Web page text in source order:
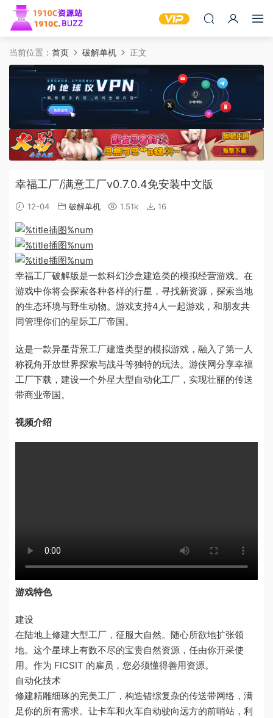
当前位置： 首页 破解单机 正文
幸福工厂/满意工厂v0.7.0.4免安装中文版
12-04 破解单机 1.51k 16
幸福工厂破解版是一款科幻沙盒建造类的模拟经营游戏。在
游戏中你将会探索各种各样的行星，寻找新资源，探索当地
的生态环境与野生动物。游戏支持4人一起游戏，和朋友共
同管理你们的星际工厂帝国。
这是一款异星背景工厂建造类型的模拟游戏，融入了第一人
称视角开放世界探索与战斗等独特的玩法。游侠网分享幸福
工厂下载，建设一个外星大型自动化工厂，实现壮丽的传送
带商业帝国。
视频介绍
游戏特色
建设
在陆地上修建大型工厂，征服大自然。随心所欲地扩张领
地。这个星球上有数不尽的宝贵自然资源，任由你开采使
用。作为 FICSIT 的雇员，您必须懂得善用资源。
自动化技术
修建精雕细琢的完美工厂，构造错综复杂的传送带网络，满
足你的所有需求。让卡车和火车自动驶向远方的前哨站，利